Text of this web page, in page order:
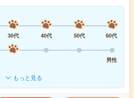
30代 40代 50代
60代
男性
もっと見る